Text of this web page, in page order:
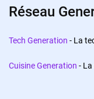
Réseau
Tech Generation - La
Cuisine Generation - La